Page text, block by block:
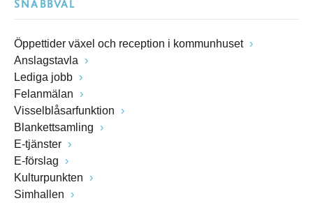
SNABBVAL
Öppettider växel och reception i kommunhuset
Anslagstavla
Lediga jobb
Felanmälan
Visselblåsarfunktion
Blankettsamling
E-tjänster
E-förslag
Kulturpunkten
Simhallen